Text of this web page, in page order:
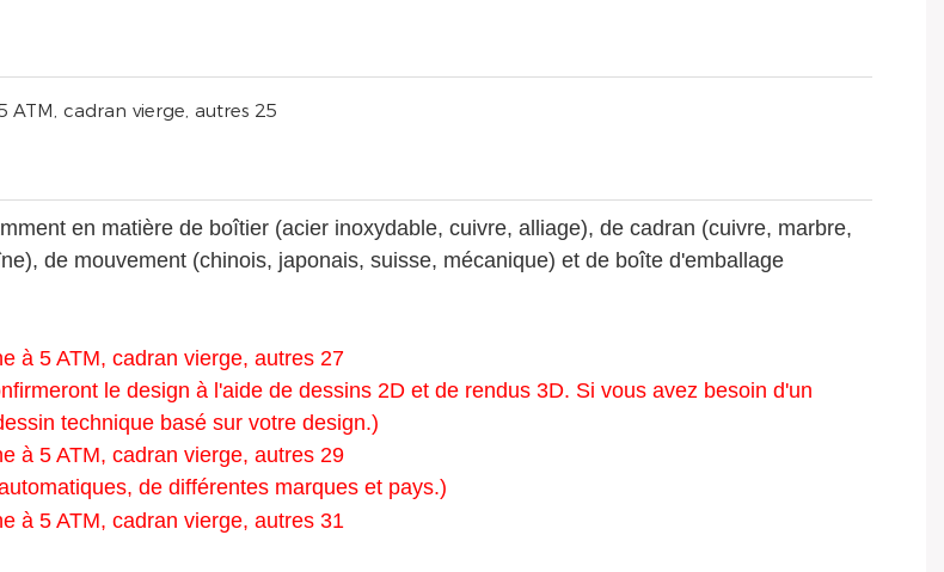
en matière de boîtier (acier inoxydable, cuivre, alliage), de cadran (cuivre, marbre,
de mouvement (chinois, japonais, suisse, mécanique) et de boîte d'emballage
le design à l'aide de dessins 2D et de rendus 3D. Si vous avez besoin d'un
technique basé sur votre design.)
de différentes marques et pays.)